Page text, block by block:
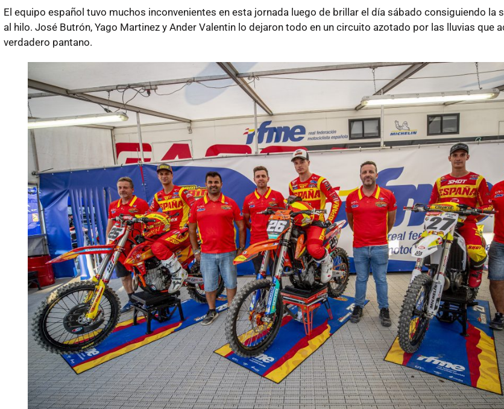
El equipo español tuvo muchos inconvenientes en esta jornada luego de brillar el día sábado consiguiendo la
al hilo. José Butrón, Yago Martinez y Ander Valentin lo dejaron todo en un circuito azotado por las lluvias que
verdadero pantano.